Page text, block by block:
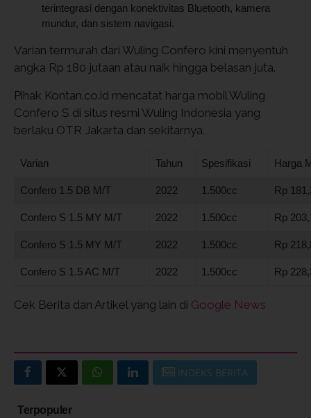
terintegrasi dengan konektivitas Bluetooth, kamera
mundur, dan sistem navigasi.
Varian termurah dari Wuling Confero kini menyentuh
angka Rp 180 jutaan atau naik hingga belasan juta.
Pihak Kontan.co.id mencatat harga mobil Wuling
Confero S di situs resmi Wuling Indonesia yang
berlaku OTR Jakarta dan sekitarnya.
Varian Tahun Spesifikasi Harga
Confero 1.5 DB M/T 2022 1.500cc Rp
Confero S 1.5 MY M/T 2022 1.500cc Rp
Confero S 1.5 MY M/T 2022 1.500cc Rp
Confero S 1.5 AC M/T 2022 1.500cc Rp
Cek Berita dan Artikel yang lain di Google News
INDEKS BERITA
Terpopuler